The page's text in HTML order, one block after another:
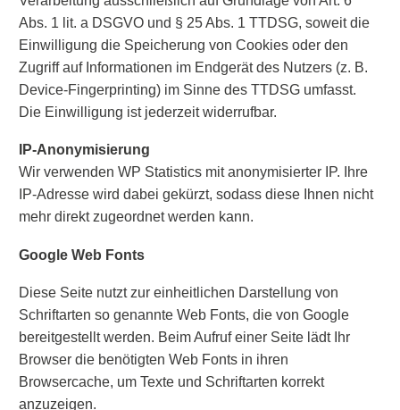
Abs. 1 lit. a DSGVO und § 25 Abs. 1 TTDSG, soweit die
Einwilligung die Speicherung von Cookies oder den
Zugriff auf Informationen im Endgerät des Nutzers (z. B.
Device-Fingerprinting) im Sinne des TTDSG umfasst.
Die Einwilligung ist jederzeit widerrufbar.
IP-Anonymisierung
Wir verwenden WP Statistics mit anonymisierter IP. Ihre
IP-Adresse wird dabei gekürzt, sodass diese Ihnen nicht
mehr direkt zugeordnet werden kann.
Google Web Fonts
Diese Seite nutzt zur einheitlichen Darstellung von
Schriftarten so genannte Web Fonts, die von Google
bereitgestellt werden. Beim Aufruf einer Seite lädt Ihr
Browser die benötigten Web Fonts in ihren
Browsercache, um Texte und Schriftarten korrekt
anzuzeigen.